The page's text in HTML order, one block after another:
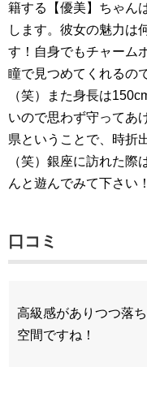
籍する【優美】ちゃん
します。彼女の魅力は
す！自身でもチャーム
瞳で見つめてくれるの
（笑）また身長は
いので思わず守ってあ
県ということで、時折
（笑）銀座に訪れた
んと遊んでみて下さい！
口コミ
高級感がありつつ落
空間ですね！